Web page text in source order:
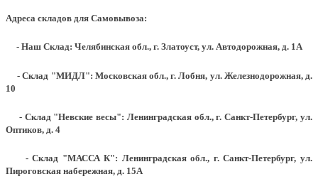
Адреса складов для Самовывоза:
- Наш Склад: Челябинская обл., г. Златоуст, ул. Автодорожная, д. 1А
- Склад "МИДЛ": Московская обл., г. Лобня, ул. Железнодорожная, д.
10
- Склад "Невские весы": Ленинградская обл., г. Санкт-Петербург, ул.
Оптиков, д. 4
- Склад "МАССА К": Ленинградская обл., г. Санкт-Петербург, ул.
Пироговская набережная, д. 15А